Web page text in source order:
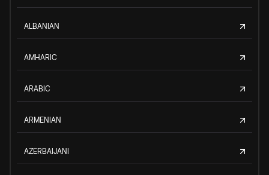
ALBANIAN
AMHARIC
ARABIC
ARMENIAN
AZERBAIJANI